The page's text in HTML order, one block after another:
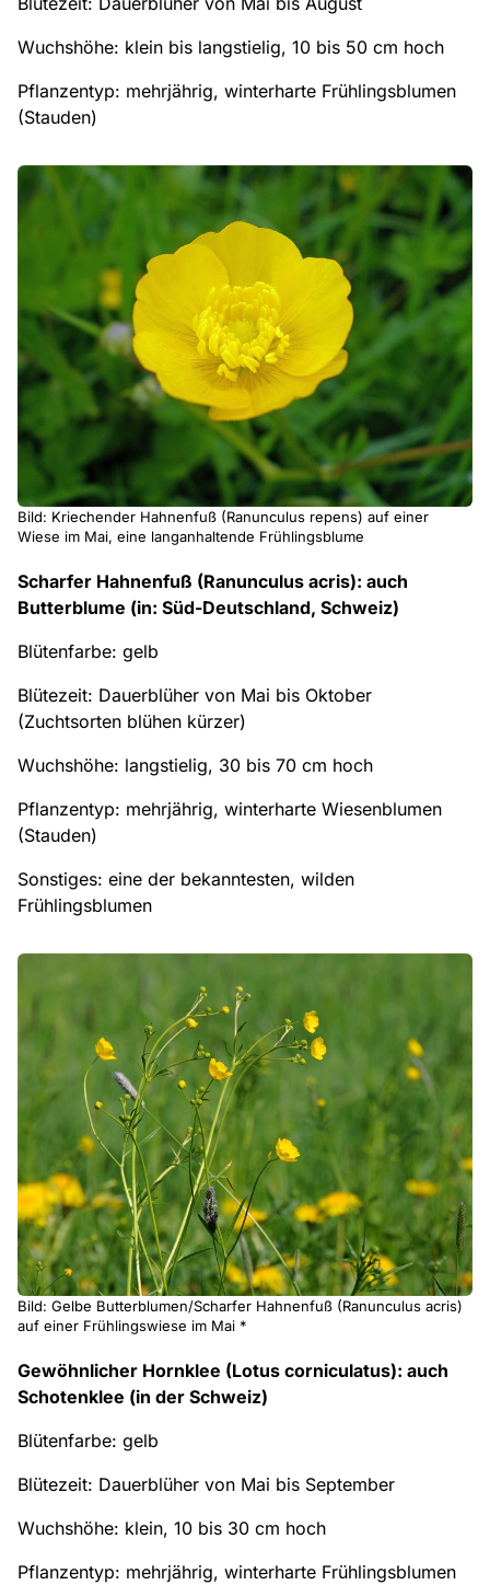
Wuchshöhe: klein bis langstielig, 10 bis 50 cm hoch
Pflanzentyp: mehrjährig, winterharte Frühlingsblumen
(Stauden)
Bild: Kriechender Hahnenfuß (Ranunculus repens) auf einer
Wiese im Mai, eine langanhaltende Frühlingsblume
Scharfer Hahnenfuß (Ranunculus acris): auch
Butterblume (in: Süd-Deutschland, Schweiz)
Blütenfarbe: gelb
Blütezeit: Dauerblüher von Mai bis Oktober
(Zuchtsorten blühen kürzer)
Wuchshöhe: langstielig, 30 bis 70 cm hoch
Pflanzentyp: mehrjährig, winterharte Wiesenblumen
(Stauden)
Sonstiges: eine der bekanntesten, wilden
Frühlingsblumen
Bild: Gelbe Butterblumen/Scharfer Hahnenfuß (Ranunculus acris)
auf einer Frühlingswiese im Mai *
Gewöhnlicher Hornklee (Lotus corniculatus): auch
Schotenklee (in der Schweiz)
Blütenfarbe: gelb
Blütezeit: Dauerblüher von Mai bis September
Wuchshöhe: klein, 10 bis 30 cm hoch
Pflanzentyp: mehrjährig, winterharte Frühlingsblumen